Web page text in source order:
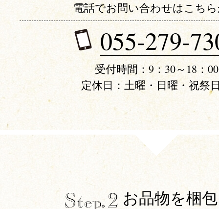
電話でお問い合わせはこち
055-279-
受付時間：9：30～18：00
定休日：土曜・日曜・祝祭
お品物を梱